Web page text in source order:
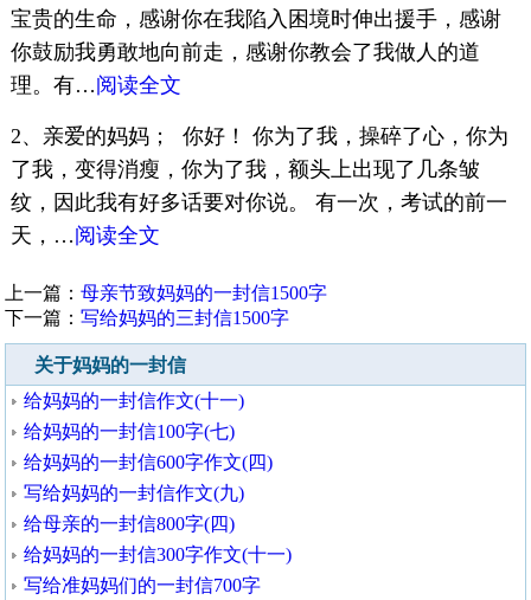
宝贵的生命，感谢你在我陷入困境时伸出援手，感谢
你鼓励我勇敢地向前走，感谢你教会了我做人的道
理。有…阅读全文
2、亲爱的妈妈； 你好！ 你为了我，操碎了心，你为
了我，变得消瘦，你为了我，额头上出现了几条皱
纹，因此我有好多话要对你说。 有一次，考试的前一
天，…阅读全文
上一篇：母亲节致妈妈的一封信1500字
下一篇：写给妈妈的三封信1500字
关于妈妈的一封信
给妈妈的一封信作文(十一)
给妈妈的一封信100字(七)
给妈妈的一封信600字作文(四)
写给妈妈的一封信作文(九)
给母亲的一封信800字(四)
给妈妈的一封信300字作文(十一)
写给准妈妈们的一封信700字